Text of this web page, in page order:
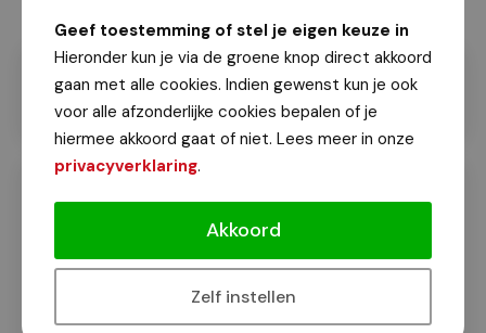
Geef toestemming of stel je eigen keuze in
Hieronder kun je via de groene knop direct akkoord
gaan met alle cookies. Indien gewenst kun je ook
voor alle afzonderlijke cookies bepalen of je
hiermee akkoord gaat of niet. Lees meer in onze
privacyverklaring.
Akkoord
Zelf instellen
De prachtige NEC teamfoto van
Fotograaf Geert Timmer